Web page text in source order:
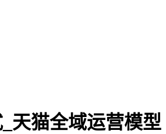
天猫全域运营模型